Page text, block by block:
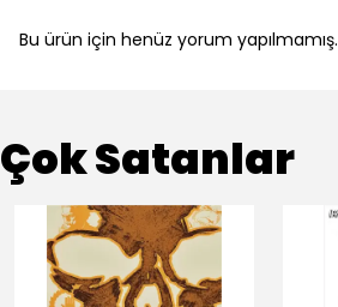
Bu ürün için henüz yorum yapılmamış.
Çok Satanlar